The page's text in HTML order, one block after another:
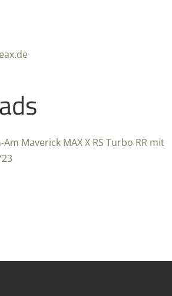
Maverick MAX X RS Turbo RR mit